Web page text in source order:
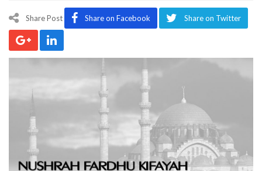
Share Post Share on Facebook Share on Twitter